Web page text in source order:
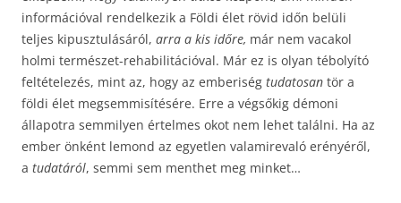
információval rendelkezik a Földi élet rövid időn belüli
teljes kipusztulásáról, arra a kis időre, már nem vacakol
holmi természet-rehabilitációval. Már ez is olyan tébolyító
feltételezés, mint az, hogy az emberiség tudatosan tör a
földi élet megsemmisítésére. Erre a végsőkig démoni
állapotra semmilyen értelmes okot nem lehet találni. Ha az
ember önként lemond az egyetlen valamirevaló erényéről,
a tudatáról, semmi sem menthet meg minket…